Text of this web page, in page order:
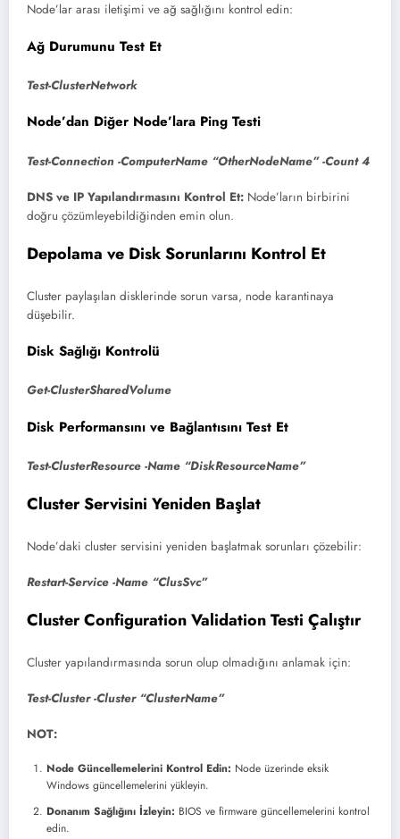
Node’lar arası iletişimi ve ağ sağlığını kontrol edin:
Ağ Durumunu Test Et
Test-ClusterNetwork
Node’dan Diğer Node’lara Ping Testi
Test-Connection -ComputerName “OtherNodeName” -Count 4
DNS ve IP Yapılandırmasını Kontrol Et: Node’ların birbirini
doğru çözümleyebildiğinden emin olun.
Depolama ve Disk Sorunlarını Kontrol Et
Cluster paylaşılan disklerinde sorun varsa, node karantinaya
düşebilir.
Disk Sağlığı Kontrolü
Get-ClusterSharedVolume
Disk Performansını ve Bağlantısını Test Et
Test-ClusterResource -Name “DiskResourceName”
Cluster Servisini Yeniden Başlat
Node’daki cluster servisini yeniden başlatmak sorunları çözebilir:
Restart-Service -Name “ClusSvc”
Cluster Configuration Validation Testi Çalıştır
Cluster yapılandırmasında sorun olup olmadığını anlamak için:
Test-Cluster -Cluster “ClusterName”
NOT:
Node Güncellemelerini Kontrol Edin: Node üzerinde eksik
Windows güncellemelerini yükleyin.
Donanım Sağlığını İzleyin: BIOS ve firmware güncellemelerini kontrol
edin.